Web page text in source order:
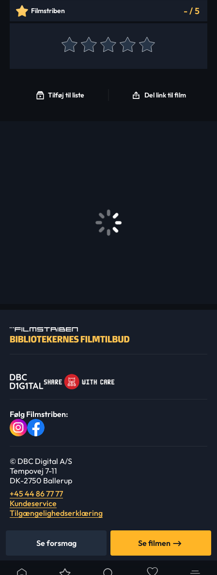
Se forsmag Se filmen
Filmstriben -/5
Tilføj til liste Del link til film
Følg Filmstriben:
© DBC Digital A/S
Tempovej 7-11
DK-2750 Ballerup
+45 44 86 77 77
Kundeservice
Tilgængelighedserklæring